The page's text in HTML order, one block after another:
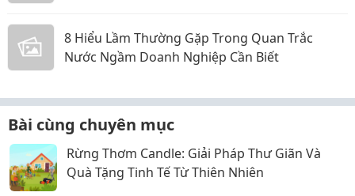
8 Hiểu Lầm Thường Gặp Trong Quan Trắc
Nước Ngầm Doanh Nghiệp Cần Biết
Bài cùng chuyên mục
Rừng Thơm Candle: Giải Pháp Thư Giãn Và
Quà Tặng Tinh Tế Từ Thiên Nhiên